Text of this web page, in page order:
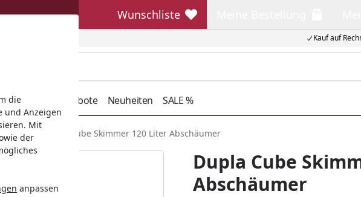
die
und Anzeigen
Mit
der
anpassen
Kauf auf
Wunschliste
Wunschliste
Angebote Neuheiten SALE %
Dupla Cube Skimmer 120 Liter Abschäumer
Dupla Cube
Abschäumer